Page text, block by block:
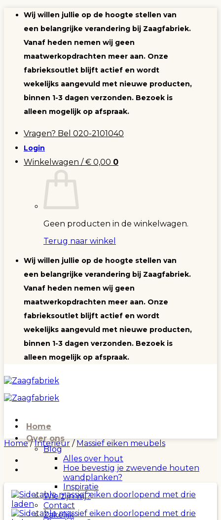
inhoud
Wij willen jullie op de hoogte stellen van
een belangrijke verandering bij Zaagfabriek.
Vanaf heden nemen wij geen
maatwerkopdrachten meer aan. Onze
fabrieksoutlet blijft actief en wordt
wekelijks aangevuld met nieuwe producten,
binnen 1-3 dagen verzonden. Bezoek is
alleen mogelijk op afspraak.
Vragen? Bel 020-2101040
Login
Winkelwagen /€ 0,00 0
Geen producten in de winkelwagen.
Terug naar winkel
Wij willen jullie op de hoogte stellen van
een belangrijke verandering bij Zaagfabriek.
Vanaf heden nemen wij geen
maatwerkopdrachten meer aan. Onze
fabrieksoutlet blijft actief en wordt
wekelijks aangevuld met nieuwe producten,
binnen 1-3 dagen verzonden. Bezoek is
alleen mogelijk op afspraak.
Home
Over ons
Blog
Alles over hout
Hoe bevestig je zwevende houten
wandplanken?
Inspiratie
Wie zijn wij?
Contact
Zakelijk
Home / Interieur / Massief eiken meubels